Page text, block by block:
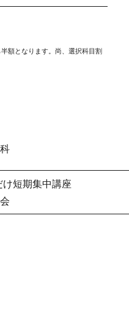
額となります。尚、選択科目割
短期集中講座